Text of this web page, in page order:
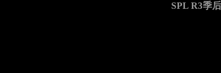
SPL R3季